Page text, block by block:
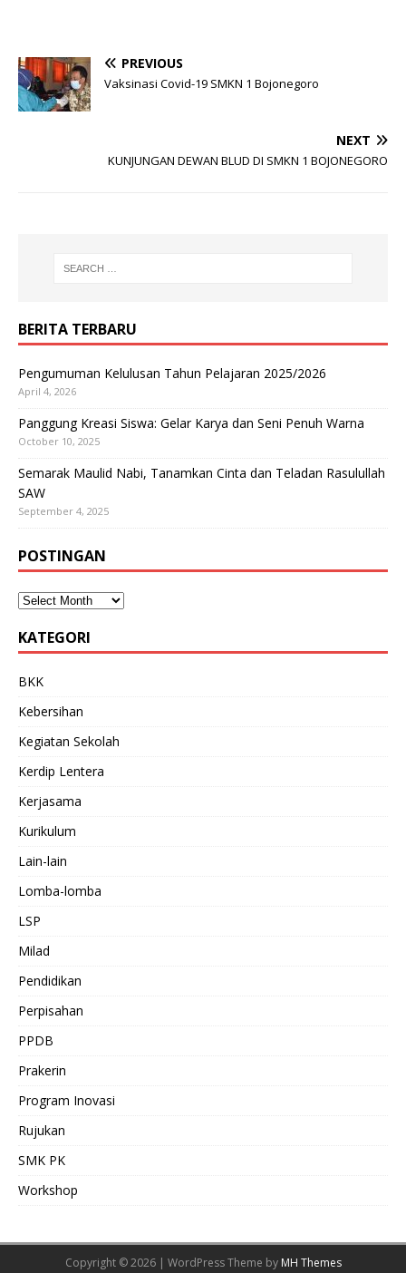
PREVIOUS
Vaksinasi Covid-19 SMKN 1 Bojonegoro
NEXT
KUNJUNGAN DEWAN BLUD DI SMKN 1 BOJONEGORO
BERITA TERBARU
Pengumuman Kelulusan Tahun Pelajaran 2025/2026
April 4, 2026
Panggung Kreasi Siswa: Gelar Karya dan Seni Penuh Warna
October 10, 2025
Semarak Maulid Nabi, Tanamkan Cinta dan Teladan Rasulullah
SAW
September 4, 2025
POSTINGAN
KATEGORI
BKK
Kebersihan
Kegiatan Sekolah
Kerdip Lentera
Kerjasama
Kurikulum
Lain-lain
Lomba-lomba
LSP
Milad
Pendidikan
Perpisahan
PPDB
Prakerin
Program Inovasi
Rujukan
SMK PK
Workshop
Copyright © 2026 | WordPress Theme by MH Themes